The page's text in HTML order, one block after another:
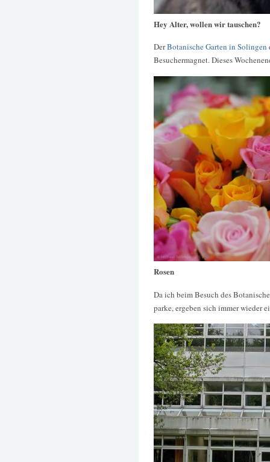
Hey Alter, wollen wir tauschen?
DerBotanische Garten in Solingen
Besuchermagnet. Dieses
Rosen
Da ich beim Besuch des
parke, ergeben sich immer wieder